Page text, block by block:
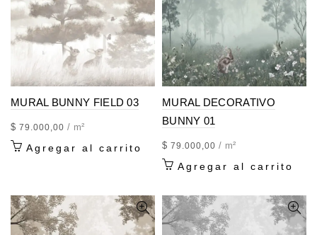
MURAL BUNNY FIELD 03
$ 79.000,00 / m²
Agregar al carrito
MURAL DECORATIVO
BUNNY 01
$ 79.000,00 / m²
Agregar al carrito